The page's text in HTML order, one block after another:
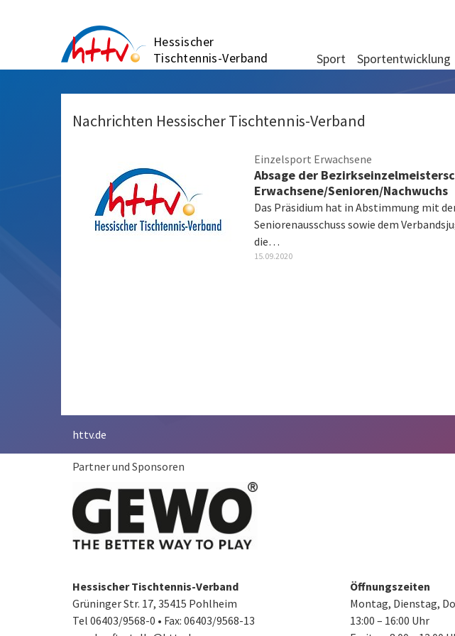
Hessischer
Tischtennis-Verband
Sport Sportentwicklung
Nachrichten Hessischer Tischtennis-Verband
Einzelsport Erwachsene
Absage der
Erwachsene/Senioren/Nachwuchs
Das Präsidium hat in Abstimmung mit
Seniorenausschuss sowie dem
die…
15.09.2020
httv.de
Partner und Sponsoren
Hessischer Tischtennis-Verband
Grüninger Str. 17, 35415 Pohlheim
Tel 06403/9568-0 • Fax: 06403/9568-13
Öffnungszeiten
Montag, Dienstag,
13:00 – 16:00 Uhr